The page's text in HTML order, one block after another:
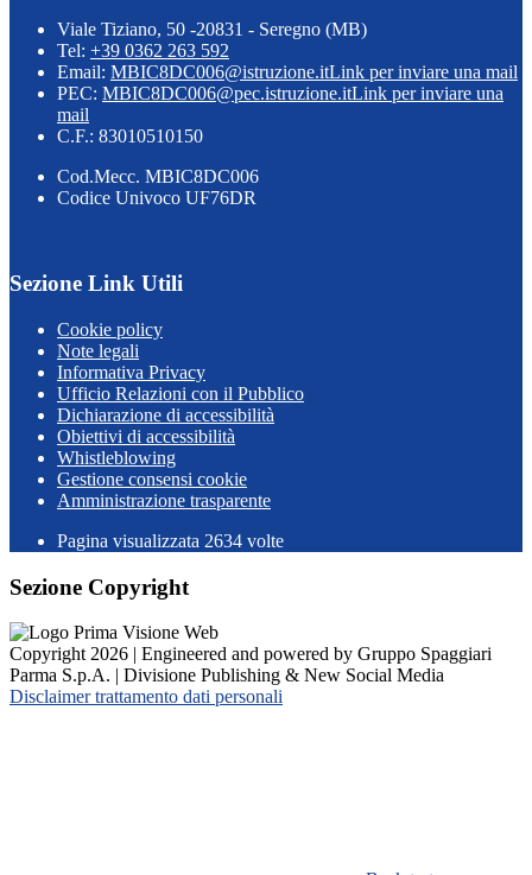
Viale Tiziano, 50 -20831 - Seregno (MB)
Tel: +39 0362 263 592
Email: MBIC8DC006@istruzione.itLink per inviare una mail
PEC: MBIC8DC006@pec.istruzione.itLink per inviare una
mail
C.F.: 83010510150
Cod.Mecc. MBIC8DC006
Codice Univoco UF76DR
Sezione Link Utili
Cookie policy
Note legali
Informativa Privacy
Ufficio Relazioni con il Pubblico
Dichiarazione di accessibilità
Obiettivi di accessibilità
Whistleblowing
Gestione consensi cookie
Amministrazione trasparente
Pagina visualizzata 2634 volte
Sezione Copyright
Copyright 2026 | Engineered and powered by Gruppo Spaggiari
Parma S.p.A. | Divisione Publishing & New Social Media
Disclaimer trattamento dati personali